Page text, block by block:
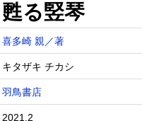
甦る竪
喜多崎 親／著
キタザキ チカシ
羽鳥書店
2021.2